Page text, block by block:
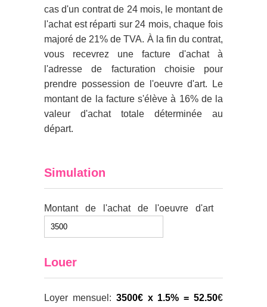
cas d'un contrat de 24 mois, le montant de
l'achat est réparti sur 24 mois, chaque fois
majoré de 21% de TVA. À la fin du contrat,
vous recevrez une facture d'achat à
l'adresse de facturation choisie pour
prendre possession de l'oeuvre d'art. Le
montant de la facture s'élève à 16% de la
valeur d'achat totale déterminée au
départ.
Simulation
Montant de l'achat de l'oeuvre d'art
Louer
Loyer mensuel: 3500€ x 1.5% = 52.50€